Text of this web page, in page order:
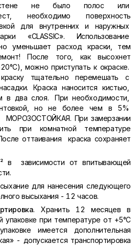
не было полос или
необходимо поверхность
для внутренних и наружных
«CLASSIC». Использование
уменьшает расход краски, тем
После того, как высохнет
можно приступать к окраске.
тщательно перемешать с
Краска наносится кистью,
в два слоя. При необходимости,
но не более чем в 5%
МОРОЗОСТОЙКАЯ. При замерзании
при комнатной температуре
оттаивания краска сохраняет
зависимости от впитывающей
для нанесения следующего
высыхания - 12 часов.
. Хранить 12 месяцев в
упаковке при температуре от +5°С
имеется дополнительная
- допускается транспортировка